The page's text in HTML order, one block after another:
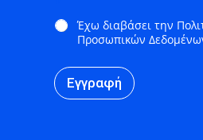
Έχω διαβάσει την
Προσωπικών
Εγγραφή